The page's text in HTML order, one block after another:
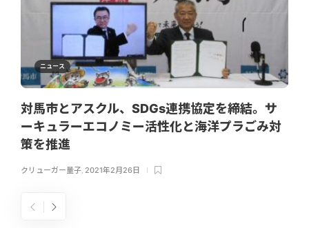
ニュース
対馬市とアスクル、SDGs連携協定を締結。サ
ーキュラーエコノミー活性化と海洋プラごみ対
策を推進
クリューガー量子, 2021年2月26日